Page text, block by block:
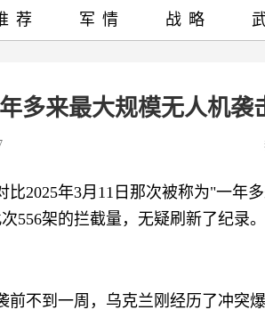
多来最大规模无人机袭
2025年3月11日那次被称为"一年
架的拦截量，无疑刷新了纪录。
前不到一周，乌克兰刚经历了冲突
荐 军情 战略